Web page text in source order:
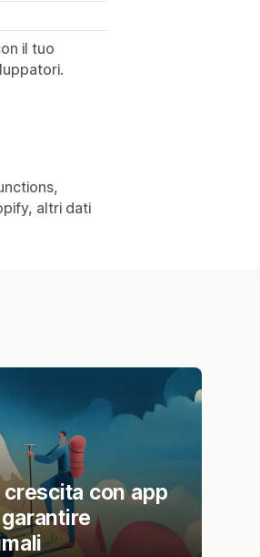
il tuo
altri dati
crescita con app